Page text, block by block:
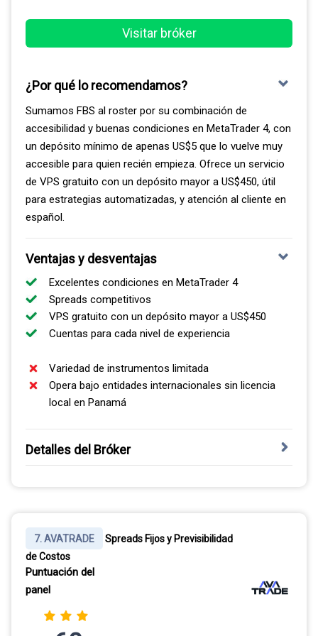
Visitar bróker
¿Por qué lo recomendamos?
Sumamos FBS al roster por su combinación de
accesibilidad y buenas condiciones en MetaTrader 4, con
un depósito mínimo de apenas US$5 que lo vuelve muy
accesible para quien recién empieza. Ofrece un servicio
de VPS gratuito con un depósito mayor a US$450, útil
para estrategias automatizadas, y atención al cliente en
español.
Ventajas y desventajas
Excelentes condiciones en MetaTrader 4
Spreads competitivos
VPS gratuito con un depósito mayor a US$450
Cuentas para cada nivel de experiencia
Variedad de instrumentos limitada
Opera bajo entidades internacionales sin licencia
local en Panamá
Detalles del Bróker
trading sin comisión en varias cuentas. Su portafolio se
concentra en forex y CFD, sin ETF ni bonos, pero su
relación costo-accesibilidad resulta atractiva para el
METATRADER 4 Y VPS GRATUITO
7. AVATRADE
Spreads Fijos y Previsibilidad
de Costos
Puntuación del
panel